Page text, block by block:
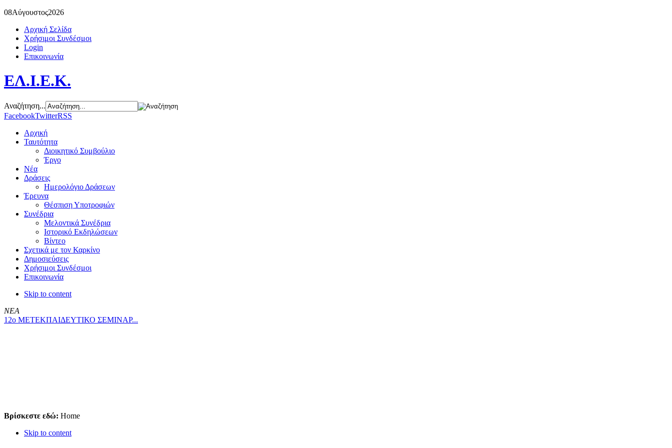
08Αύγουστος2026
Αρχική Σελίδα
Χρήσιμοι Συνδέσμοι
Login
Επικοινωνία
ΕΛ.Ι.Ε.Κ.
Αναζήτηση...
FacebookTwitterRSS
Αρχική
Ταυτότητα
Διοικητικό Συμβούλιο
Έργο
Νέα
Δράσεις
Ημερολόγιο Δράσεων
Έρευνα
Θέσπιση Υποτροφιών
Συνέδρια
Μελοντικά Συνέδρια
Ιστορικό Εκδηλώσεων
Βίντεο
Σχετικά με τον Καρκίνο
Δημοσιεύσεις
Χρήσιμοι Συνδέσμοι
Επικοινωνία
Skip to content
ΝΕΑ
12ο ΜΕΤΕΚΠΑΙΔΕΥΤΙΚΟ ΣΕΜΙΝΑΡ...
Βρίσκεστε εδώ: Home
Skip to content